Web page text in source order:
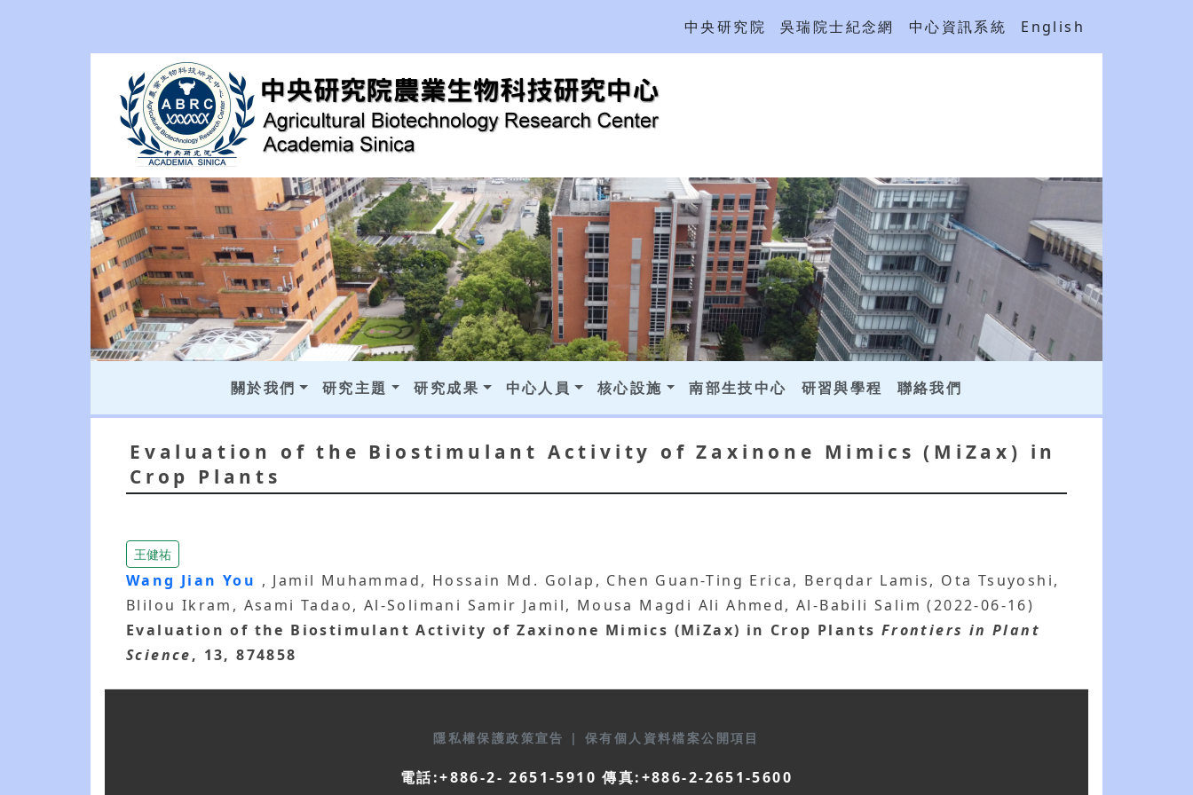
中央研究院 吳瑞院士紀念網 中心資訊系統 English
關於我們 研究主題 研究成果 中心人員 核心設施 南部生技中心 研習與學程 聯絡我們
Evaluation of the Biostimulant Activity of Zaxinone Mimics (MiZax) in
Crop Plants
王健祐
Wang Jian You , Jamil Muhammad, Hossain Md. Golap, Chen Guan-Ting Erica, Berqdar Lamis, Ota Tsuyoshi,
Blilou Ikram, Asami Tadao, Al-Solimani Samir Jamil, Mousa Magdi Ali Ahmed, Al-Babili Salim (2022-06-16)
Evaluation of the Biostimulant Activity of Zaxinone Mimics (MiZax) in Crop Plants Frontiers in Plant
Science, 13, 874858
隱私權保護政策宣告 | 保有個人資料檔案公開項目
電話:+886-2- 2651-5910 傳真:+886-2-2651-5600